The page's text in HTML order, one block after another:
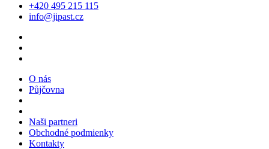
+420 495 215 115
info@jipast.cz
O nás
Půjčovna
Naši partneri
Obchodné podmienky
Kontakty